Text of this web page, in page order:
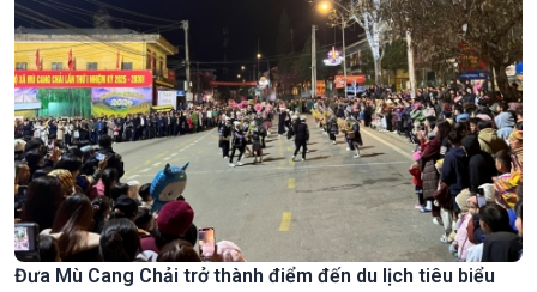
Đưa Mù Cang Chải trở thành điểm đến du lịch tiêu biểu